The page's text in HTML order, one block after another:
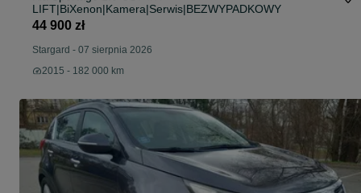
LIFT|BiXenon|Kamera|Serwis|BEZWYPADKOWY
44 900 zł
Stargard - 07 sierpnia 2026
2015 - 182 000 km